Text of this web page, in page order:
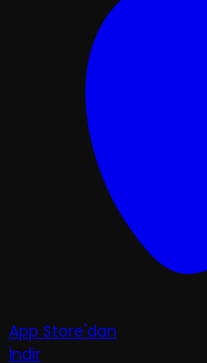
App Store'dan
İndir